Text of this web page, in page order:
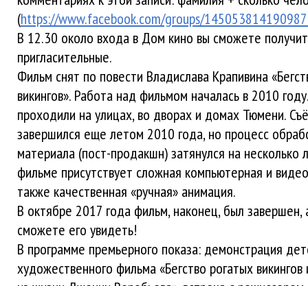
(https://www.facebook.com/groups/
В 12.30 около входа в Дом кино вы сможете
пригласительные.
Фильм снят по повести Владислава Крапивина
викингов». Работа над фильмом началась в 2010
проходили на улицах, во дворах и домах Тюмени.
завершился еще летом 2010 года, но процесс
материала (пост-продакшн) затянулся на несколько
фильме присутствует сложная компьютерная и
также качественная «ручная» анимация.
В октябре 2017 года фильм, наконец, был завершен,
сможете его увидеть!
В программе премьерного показа: демонстрация
художественного фильма «Бегство рогатых